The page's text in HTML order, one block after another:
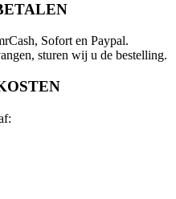
Sofort en Paypal.
sturen wij u de bestelling.